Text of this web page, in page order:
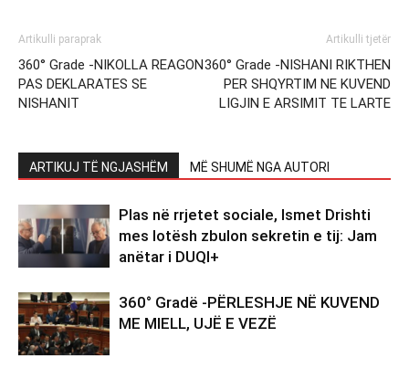
Artikulli paraprak
360° Grade -NIKOLLA REAGON
PAS DEKLARATES SE
NISHANIT
Artikulli tjetër
360° Grade -NISHANI RIKTHEN
PER SHQYRTIM NE KUVEND
LIGJIN E ARSIMIT TE LARTE
ARTIKUJ TË NGJASHËM MË SHUMË NGA AUTORI
Plas në rrjetet sociale, Ismet Drishti
mes lotësh zbulon sekretin e tij: Jam
anëtar i DUQI+
360° Gradë -PËRLESHJE NË KUVEND
ME MIELL, UJË E VEZË